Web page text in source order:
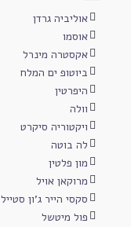
אוליביה גרדן
אוסמו
אקסטרה מינרל
ביוטופ ים המלח
היפרטין
וולה
ויקטוריה סיקרט
לה בוטה
מון פלטין
מרוקאן אויל
סקסי הייר ג'ון סטייל
פול מיטשל